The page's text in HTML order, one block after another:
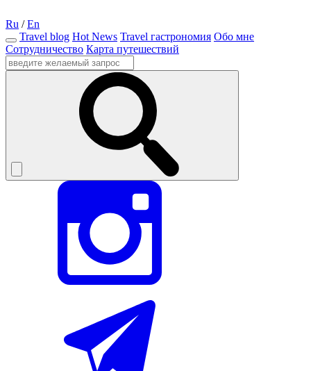
Ru /En
Travel blog Hot News Travel гастрономия Обо мне
Сотрудничество Карта путешествий